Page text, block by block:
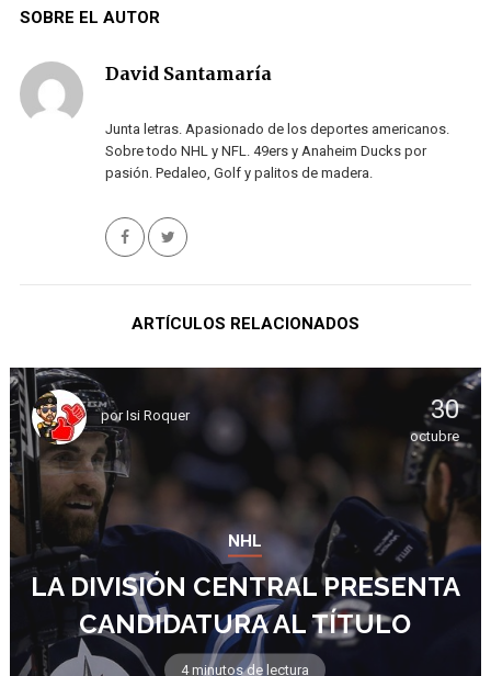
SOBRE EL AUTOR
David Santamaría
Junta letras. Apasionado de los deportes americanos.
Sobre todo NHL y NFL. 49ers y Anaheim Ducks por
pasión. Pedaleo, Golf y palitos de madera.
ARTÍCULOS RELACIONADOS
por Isi Roquer 30
octubre
NHL
LA DIVISIÓN CENTRAL PRESENTA
CANDIDATURA AL TÍTULO
4 minutos de lectura